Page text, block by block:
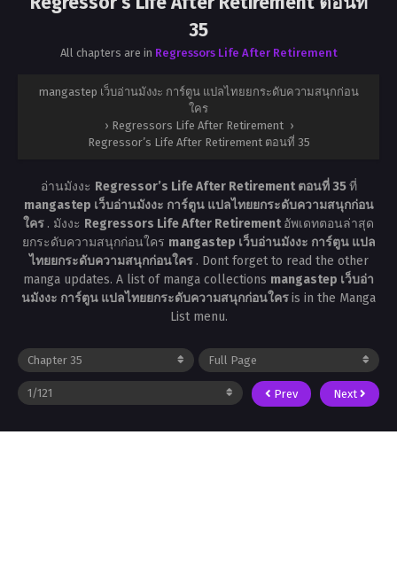
35
All chapters are in Regressors Life After Retirement
mangastep เว็บอ่านมังงะ การ์ตูน แปลไทยยกระดับความสนุกก่อน
ใคร
› Regressors Life After Retirement ›
Regressor’s Life After Retirement ตอนที่ 35
อ่านมังงะ Regressor’s Life After Retirement ตอนที่ 35ที่
mangastep เว็บอ่านมังงะ การ์ตูน แปลไทยยกระดับความสนุกก่อน
ใคร . มังงะ Regressors Life After Retirementอัพเดทตอนล่าสุด
ยกระดับความสนุกก่อนใคร mangastep เว็บอ่านมังงะ การ์ตูน แปล
ไทยยกระดับความสนุกก่อนใคร . Dont forget to read the other
manga updates. A list of manga collections mangastep เว็บอ่า
นมังงะ การ์ตูน แปลไทยยกระดับความสนุกก่อนใครis in the Manga
List menu.
Prev Next